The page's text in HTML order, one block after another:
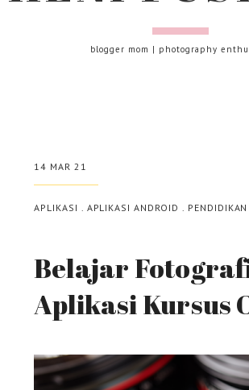
blogger mom | photography
14 MAR 21
APLIKASI . APLIKASI ANDROID . PENDIDIKAN
Belajar
Aplikasi Kursus